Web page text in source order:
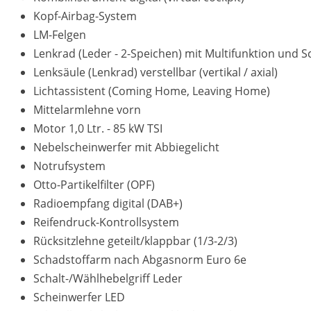
Kopf-Airbag-System
LM-Felgen
Lenkrad (Leder - 2-Speichen) mit Multifunktion und
Lenksäule (Lenkrad) verstellbar (vertikal / axial)
Lichtassistent (Coming Home, Leaving Home)
Mittelarmlehne vorn
Motor 1,0 Ltr. - 85 kW TSI
Nebelscheinwerfer mit Abbiegelicht
Notrufsystem
Otto-Partikelfilter (OPF)
Radioempfang digital (DAB+)
Reifendruck-Kontrollsystem
Rücksitzlehne geteilt/klappbar (1/3-2/3)
Schadstoffarm nach Abgasnorm Euro 6e
Schalt-/Wählhebelgriff Leder
Scheinwerfer LED